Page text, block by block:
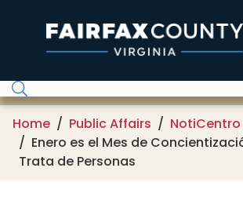
Home Public Affairs
NotiCentro
Enero es el Mes de
Trata de Personas